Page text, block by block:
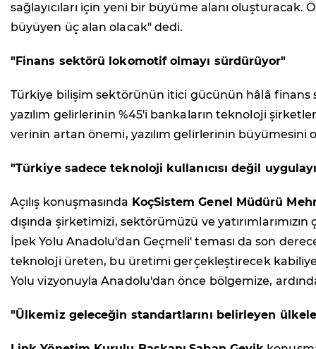
sağlayıcıları için yeni bir büyüme alanı
büyüyen üç alan olacak" dedi.
"Finans sektörü lokomotif olmayı sürdürüyor"
Türkiye bilişim sektörünün itici gücünün hâlâ
yazılım gelirlerinin %45'i bankaların teknoloji
verinin artan önemi, yazılım gelirlerinin
"Türkiye sadece teknoloji kullanıcısı değil
Açılış konuşmasında KoçSistem Genel Müdürü
dışında şirketimizi, sektörümüzü ve
İpek Yolu Anadolu'dan Geçmeli' teması da son
teknoloji üreten, bu üretimi gerçekleştirecek
Yolu vizyonuyla Anadolu'dan önce bölgemize,
"Ülkemiz geleceğin standartlarını belirleyen